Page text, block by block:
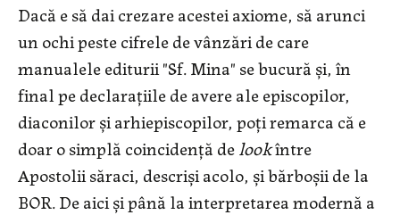
Dacă e să dai crezare acestei axiome, să arunci
un ochi peste cifrele de vânzări de care
manualele editurii "Sf. Mina" se bucură și, în
final pe declarațiile de avere ale episcopilor,
diaconilor și arhiepiscopilor, poți remarca că e
doar o simplă coincidență delookîntre
Apostolii săraci, descrişi acolo, și bărboșii de la
BOR. De aici și până la interpretarea modernă a